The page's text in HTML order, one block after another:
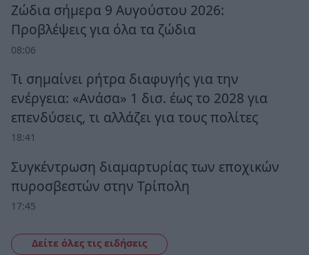
Ζώδια σήμερα 9 Αυγούστου 2026:
Προβλέψεις για όλα τα ζώδια
08:06
Τι σημαίνει ρήτρα διαφυγής για την
ενέργεια: «Ανάσα» 1 δισ. έως το 2028 για
επενδύσεις, τι αλλάζει για τους πολίτες
18:41
Συγκέντρωση διαμαρτυρίας των εποχικών
πυροσβεστών στην Τρίπολη
17:45
Δείτε όλες τις ειδήσεις